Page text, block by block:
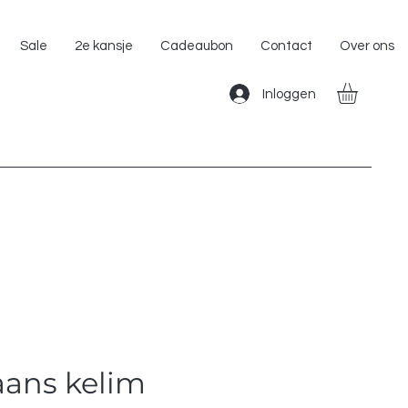
Sale 2e kansje Cadeaubon Contact Over ons
Inloggen
kelim